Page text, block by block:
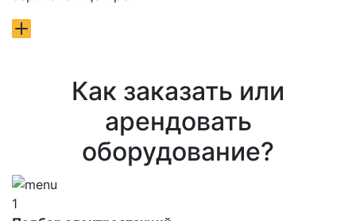
Как заказать или
арендовать
оборудование?
1